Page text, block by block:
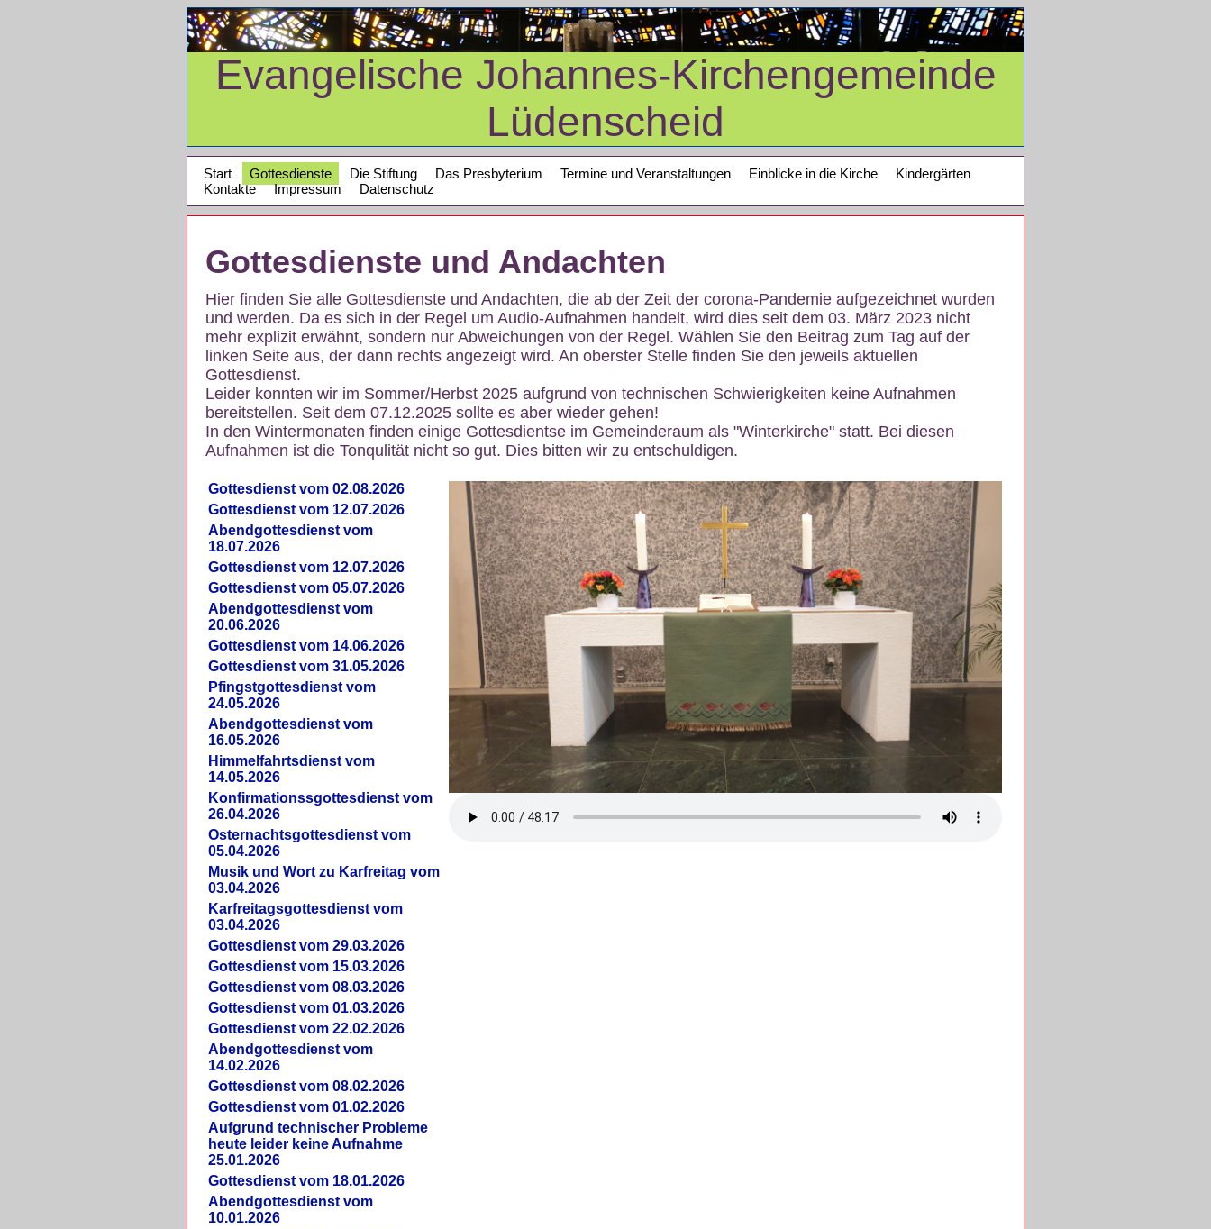
Evangelische Johannes-Kirchengemeinde
Lüdenscheid
Start Gottesdienste Die Stiftung Das Presbyterium Termine und Veranstaltungen Einblicke in die Kirche
Kindergärten
Kontakte
Impressum Datenschutz
Gottesdienste und Andachten
Hier finden Sie alle Gottesdienste und Andachten, die ab der Zeit der corona-Pandemie aufgezeichnet wurden
und werden. Da es sich in der Regel um Audio-Aufnahmen handelt, wird dies seit dem 03. März 2023 nicht
mehr explizit erwähnt, sondern nur Abweichungen von der Regel. Wählen Sie den Beitrag zum Tag auf der
linken Seite aus, der dann rechts angezeigt wird. An oberster Stelle finden Sie den jeweils aktuellen
Gottesdienst.
Leider konnten wir im Sommer/Herbst 2025 aufgrund von technischen Schwierigkeiten keine Aufnahmen
bereitstellen. Seit dem 07.12.2025 sollte es aber wieder gehen!
In den Wintermonaten finden einige Gottesdientse im Gemeinderaum als "Winterkirche" statt. Bei diesen
Aufnahmen ist die Tonqulität nicht so gut. Dies bitten wir zu entschuldigen.
Gottesdienst vom 02.08.2026
Gottesdienst vom 12.07.2026
Abendgottesdienst vom
18.07.2026
Gottesdienst vom 12.07.2026
Gottesdienst vom 05.07.2026
Abendgottesdienst vom
20.06.2026
Gottesdienst vom 14.06.2026
Gottesdienst vom 31.05.2026
Pfingstgottesdienst vom
24.05.2026
Abendgottesdienst vom
16.05.2026
Himmelfahrtsdienst vom
14.05.2026
Konfirmationssgottesdienst vom
26.04.2026
Osternachtsgottesdienst vom
05.04.2026
Musik und Wort zu Karfreitag vom
03.04.2026
Karfreitagsgottesdienst vom
03.04.2026
Gottesdienst vom 29.03.2026
Gottesdienst vom 15.03.2026
Gottesdienst vom 08.03.2026
Gottesdienst vom 01.03.2026
Gottesdienst vom 22.02.2026
Abendgottesdienst vom
14.02.2026
Gottesdienst vom 08.02.2026
Gottesdienst vom 01.02.2026
Aufgrund technischer Probleme
heute leider keine Aufnahme
25.01.2026
Gottesdienst vom 18.01.2026
Abendgottesdienst vom
10.01.2026